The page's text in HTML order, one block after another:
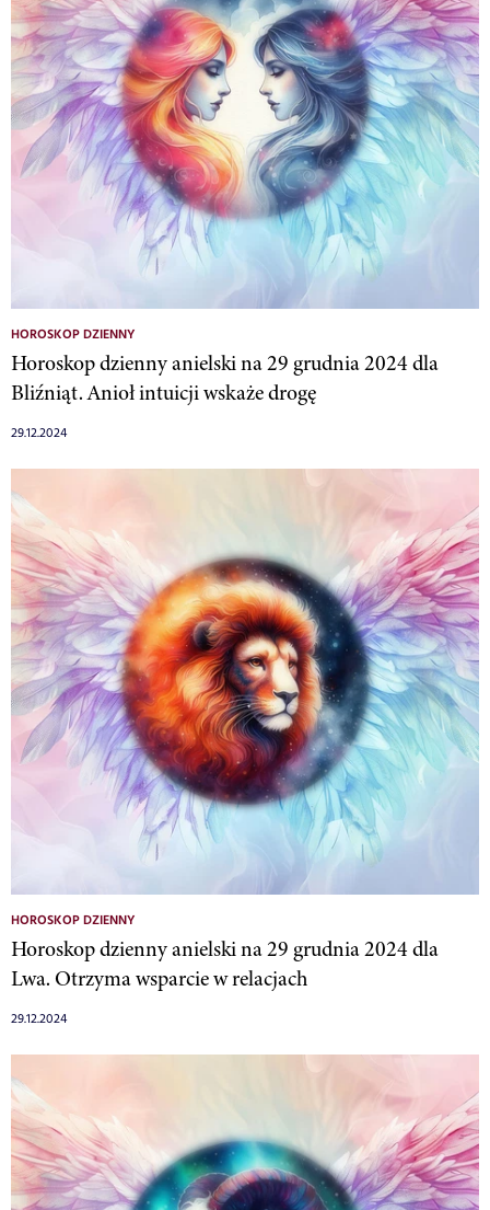
HOROSKOP DZIENNY
Horoskop dzienny anielski na 29 grudnia 2024 dla
Bliźniąt. Anioł intuicji wskaże drogę
29.12.2024
HOROSKOP DZIENNY
Horoskop dzienny anielski na 29 grudnia 2024 dla
Lwa. Otrzyma wsparcie w relacjach
29.12.2024